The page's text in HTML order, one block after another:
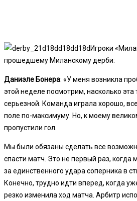
Игроки
прошедшему Миланскому дерби:
Даниэле Бонера: «У меня возникла
этой неделе посмотрим, насколько эта
серьезной. Команда играла хорошо,
поле по-максимуму. Но, к моему
пропустили гол.
Мы были обязаны сделать все
спасти матч. Это не первый раз,
за единственного удара соперника в
Конечно, трудно идти вперед, когда
резко изменила ход матча. Арбитр